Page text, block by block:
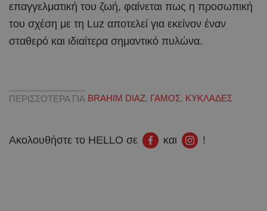
επαγγελματική του ζωή, φαίνεται πως η προσωπική
του σχέση με τη Luz αποτελεί για εκείνον έναν
σταθερό και ιδιαίτερα σημαντικό πυλώνα.
ΠΕΡΙΣΣΟΤΕΡΑ ΓΙΑ BRAHIM DIAZ, ΓΑΜΟΣ, ΚΥΚΛΑΔΕΣ
Ακολουθήστε το HELLO σε και !